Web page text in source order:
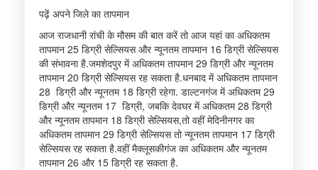
पढ़ें अपने जिले का तापमान
आज राजधानी रांची के मौसम की बात करें तो आज यहां का अधिकतम
तापमान 25 डिग्री सेल्सियस और न्यूनतम तापमान 16 डिग्री सेल्सियस
की संभावना है.जमशेदपुर में अधिकतम तापमान 29 डिग्री और न्यूनतम
तापमान 20 डिग्री सेल्सियस रह सकता है.धनबाद में अधिकतम तापमान
28 डिग्री और न्यूनतम 18 डिग्री रहेगा. डाल्टनगंज में अधिकतम 29
डिग्री और न्यूनतम 17 डिग्री, जबकि देवघर में अधिकतम 28 डिग्री
और न्यूनतम तापमान 18 डिग्री सेल्सियस,तो वहीं मेदिनीनगर का
अधिकतम तापमान 29 डिग्री सेल्सियस तो न्यूनतम तापमान 17 डिग्री
सेल्सियस रह सकता है.वहीं मैक्लूसकीगंज का अधिकतम और न्यूनतम
तापमान 26 और 15 डिग्री रह सकता है.